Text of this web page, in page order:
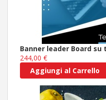
Banner leader Board
244,00 €
Aggiungi al Carrello